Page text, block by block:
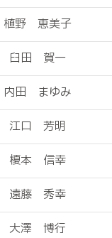
植野 恵美子
臼田 賀一
内田 まゆみ
江口 芳明
榎本 信幸
遠藤 秀幸
大澤 博行